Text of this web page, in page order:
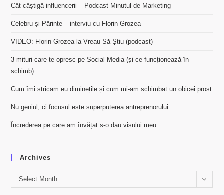
Cât câștigă influencerii – Podcast Minutul de Marketing
Celebru și Părinte – interviu cu Florin Grozea
VIDEO: Florin Grozea la Vreau Să Știu (podcast)
3 mituri care te opresc pe Social Media (și ce funcționează în
schimb)
Cum îmi stricam eu diminețile și cum mi-am schimbat un obicei prost
Nu geniul, ci focusul este superputerea antreprenorului
Încrederea pe care am învățat s-o dau visului meu
Archives
Archives
Select Month